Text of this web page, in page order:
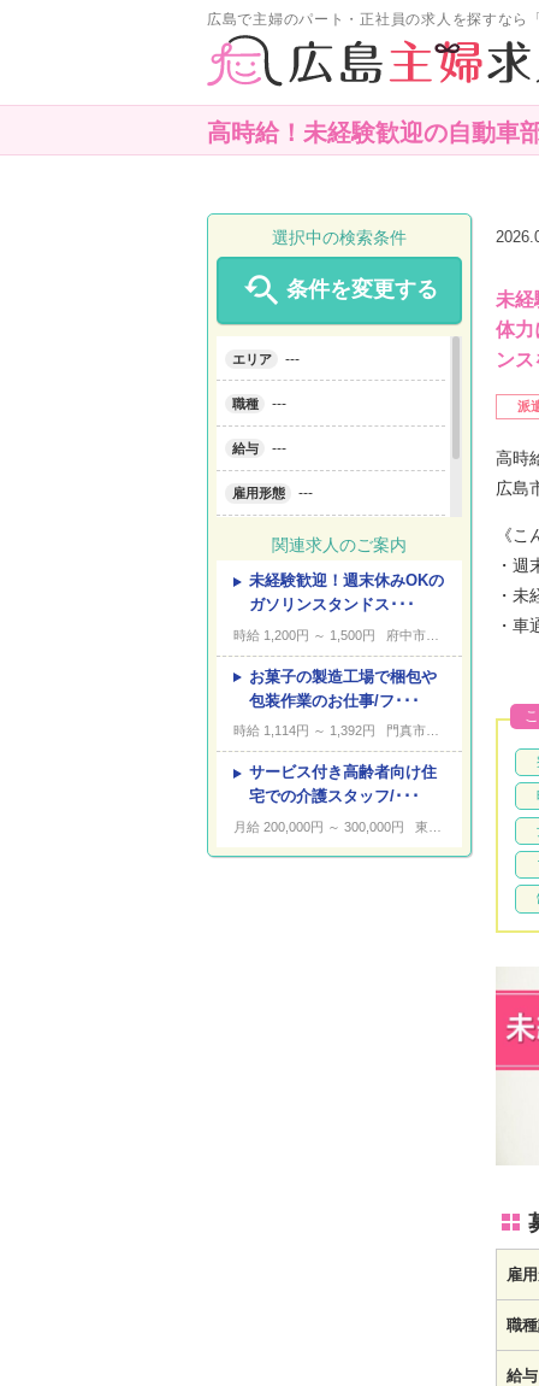
広島で主婦のパート・正社員の求人を探すなら
高時給！未経験歓迎の自動車
未
体力
ン
派
高時
広島
《
・
・
・車
雇
職
給与
選択中の検索条件
 条件を変更する
エリア ---
職種 ---
給与 ---
雇用形態 ---
こだわり条件 ---
キーワード ---
関連求人のご案内
未経験歓迎！週末休みOKの
ガソリンスタンドス･･･
時給 1,200円 ～ 1,500円 府中市高木町
お菓子の製造工場で梱包や
包装作業のお仕事/フ･･･
時給 1,114円 ～ 1,392円 門真市四宮
サービス付き高齢者向け住
宅での介護スタッフ/･･･
月給 200,000円 ～ 300,000円 東大阪市上六万寺町